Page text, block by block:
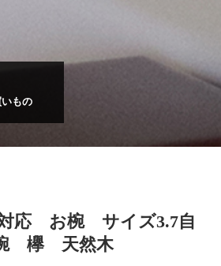
もの
応 お椀 サイズ3.7自
欅 天然木